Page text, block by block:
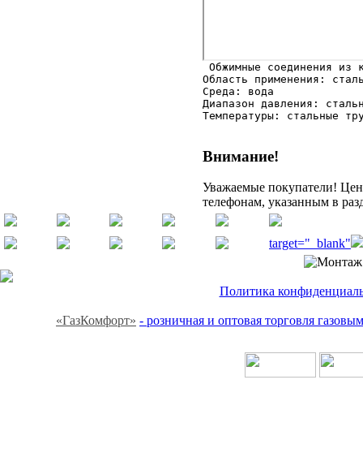
Область применения:
Среда: вода
Диапазон давления:
Температуры: стальные
Внимание!
Уважаемые покупатели!
телефонам, указанным в
target="_blank"
Политика
«ГазКомфорт» - розничная и оптовая торговля